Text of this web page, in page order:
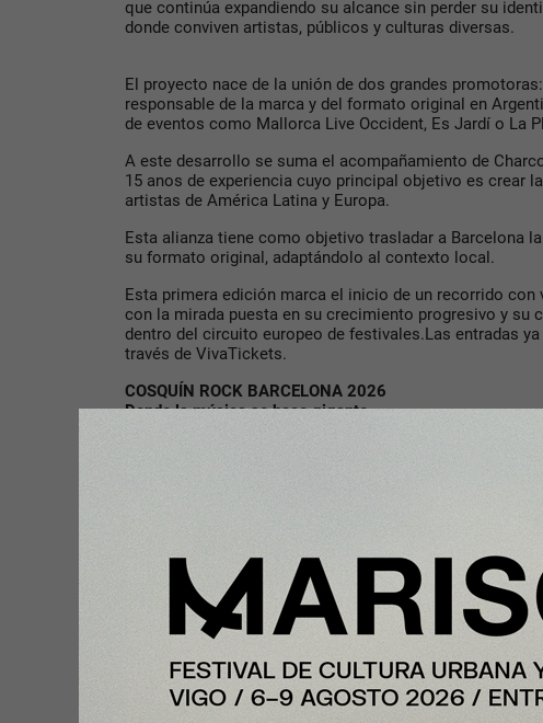
que continúa expandiendo su alcance sin perder su
donde conviven artistas, públicos y culturas diversas.
El proyecto nace de la unión de dos grandes
responsable de la marca y del formato original en
de eventos como Mallorca Live Occident, Es Jardí o La
A este desarrollo se suma el acompañamiento de
15 anos de experiencia cuyo principal objetivo es crear
artistas de América Latina y Europa.
Esta alianza tiene como objetivo trasladar a Barcelona
su formato original, adaptándolo al contexto local.
Esta primera edición marca el inicio de un recorrido con
con la mirada puesta en su crecimiento progresivo y su
dentro del circuito europeo de festivales.Las entradas
través de VivaTickets.
COSQUÍN ROCK BARCELONA 2026
Donde la música se hace gigante.
Tu opinión enriquece este artículo:
Ingresar con Google